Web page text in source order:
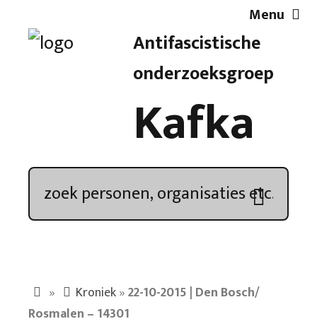
Antifascistische
onderzoeksgroep
Kafka
Menu
Artikelen
Demonstratieoverzicht
Kroniek
Nieuwsbrief
» Kroniek»22-10-2015 | Den Bosch/
Rosmalen – 14301